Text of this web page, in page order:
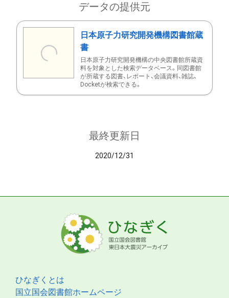
データの提供元
日本原子力研究開発機構図書館蔵
書
日本原子力研究開発機構の中央図書館所蔵資
料を対象とした検索データベース。同図書館
が所蔵する図書、レポート、会議資料、雑誌、
Docketが検索できる。
最終更新日
2020/12/31
ひなぎくとは
国立国会図書館ホームページ